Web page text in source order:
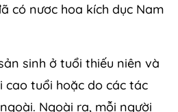
có nươc hoa kích dục Nam
sinh ở tuổi thiếu niên và
cao tuổi hoặc do các tác
Ngoài ra, mỗi người